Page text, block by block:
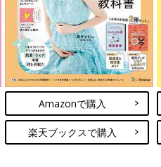
Amazonで購入
楽天ブックスで購入